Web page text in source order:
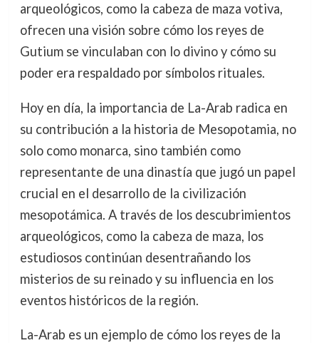
arqueológicos, como la cabeza de maza votiva,
ofrecen una visión sobre cómo los reyes de
Gutium se vinculaban con lo divino y cómo su
poder era respaldado por símbolos rituales.
Hoy en día, la importancia de La-Arab radica en
su contribución a la historia de Mesopotamia, no
solo como monarca, sino también como
representante de una dinastía que jugó un papel
crucial en el desarrollo de la civilización
mesopotámica. A través de los descubrimientos
arqueológicos, como la cabeza de maza, los
estudiosos continúan desentrañando los
misterios de su reinado y su influencia en los
eventos históricos de la región.
La-Arab es un ejemplo de cómo los reyes de la